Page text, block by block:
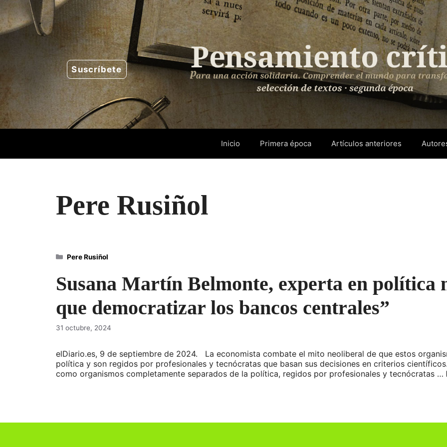
Saltar
al
contenido
Suscríbete
Inicio Primera época Artículos anteriores
Pere Rusiñol
Susana Martín Belmonte, experta en política
que democratizar los bancos centrales”
31 octubre, 2024
elDiario.es, 9 de septiembre de 2024. La economista combate el mito neoliberal de que estos
política y son regidos por profesionales y tecnócratas que basan sus decisiones en criterios
como organismos completamente separados de la política, regidos por profesionales y tecnócratas …
Categorías
Pere Rusiñol